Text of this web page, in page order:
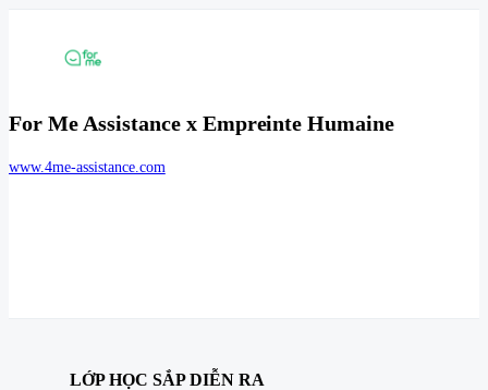
For Me Assistance x Empreinte Humaine
www.4me-assistance.com
LỚP HỌC SẮP DIỄN RA